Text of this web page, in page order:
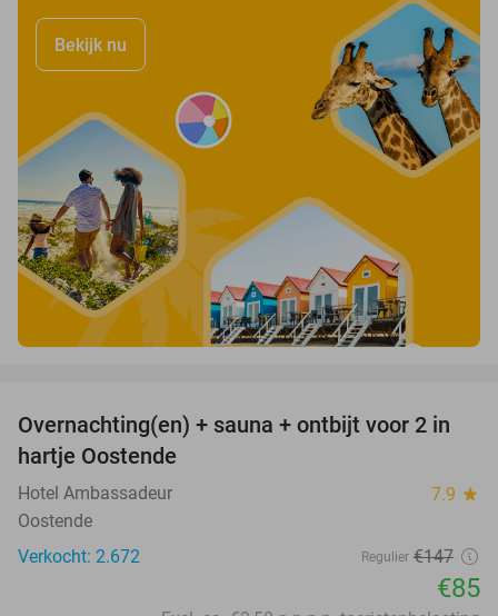
Bekijk nu
42%
Overnachting(en) + sauna + ontbijt voor 2 in
hartje Oostende
Hotel Ambassadeur 7.9 star
Oostende
Verkocht: 2.672
Regulier €147
€85